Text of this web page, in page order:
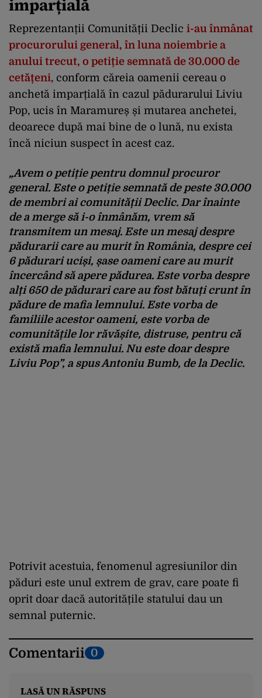
imparțială
Reprezentanții Comunității Declic i-au înmânat
procurorului general, în luna noiembrie a
anului trecut, o petiție semnată de 30.000 de
cetățeni, conform căreia oamenii cereau o
anchetă imparțială în cazul pădurarului Liviu
Pop, ucis în Maramureș și mutarea anchetei,
deoarece după mai bine de o lună, nu exista
încă niciun suspect în acest caz.
„Avem o petiție pentru domnul procuror
general. Este o petiție semnată de peste 30.000
de membri ai comunității Declic. Dar înainte
de a merge să i-o înmânăm, vrem să
transmitem un mesaj. Este un mesaj despre
pădurarii care au murit în România, despre cei
6 pădurari uciși, șase oameni care au murit
încercând să apere pădurea. Este vorba despre
alți 650 de pădurari care au fost bătuți crunt în
pădure de mafia lemnului. Este vorba de
familiile acestor oameni, este vorba de
comunitățile lor răvășite, distruse, pentru că
există mafia lemnului. Nu este doar despre
Liviu Pop”, a spus Antoniu Bumb, de la Declic.
Potrivit acestuia, fenomenul agresiunilor din
păduri este unul extrem de grav, care poate fi
oprit doar dacă autoritățile statului dau un
semnal puternic.
Comentarii 0
LASĂ UN RĂSPUNS